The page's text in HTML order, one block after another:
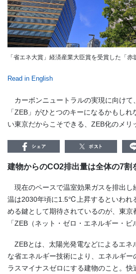
「省エネ大賞」経済産業大臣賞を受賞した「赤
Read in English
カーボンニュートラルの実現に向けて
「ZEB」がひとつのキーになるかもし
い東京だからこそできる、ZEB化のメリ
建物からのCO2排出量は全体の7割
現在のペースで温室効果ガスを排出し
温は2030年頃に1.5℃上昇するといわれ
める鍵として期待されているのが、東京
「ZEB （ネット・ゼロ・エネルギー・ビ
ZEBとは、太陽光発電などによるエネ
な省エネルギー技術により、エネルギ
ラスマイナスゼロにする建物のこと。